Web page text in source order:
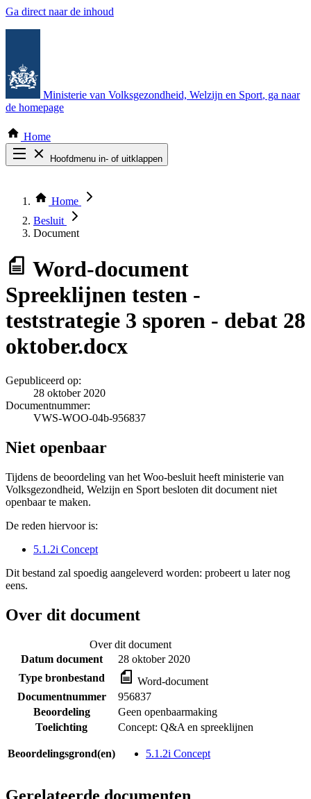
Ga direct naar de inhoud
Ministerie van Volksgezondheid, Welzijn en Sport, ga naar
de homepage
Home
Hoofdmenu in- of uitklappen
Thema COVID-19
Bekijk per bestuursorgaan
Home
Besluit
Document
Word-document
Spreeklijnen testen -
teststrategie 3 sporen - debat 28
oktober.docx
Gepubliceerd op:
28 oktober 2020
Documentnummer:
VWS-WOO-04b-956837
Niet openbaar
Tijdens de beoordeling van het Woo-besluit heeft ministerie van
Volksgezondheid, Welzijn en Sport besloten dit document niet
openbaar te maken.
De reden hiervoor is:
5.1.2i Concept
Dit bestand zal spoedig aangeleverd worden: probeert u later nog
eens.
Over dit document
Over dit document
Datum document
28 oktober 2020
Type bronbestand
Word-document
Documentnummer
956837
Beoordeling
Geen openbaarmaking
Toelichting
Concept: Q&A en spreeklijnen
Beoordelingsgrond(en) 5.1.2i Concept